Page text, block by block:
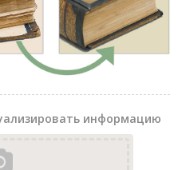
информацию